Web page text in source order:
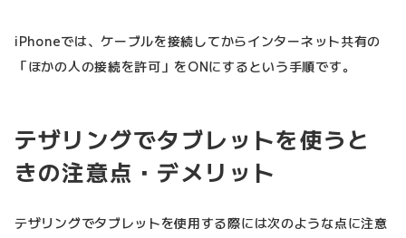
iPhoneでは、ケーブルを接続してからインターネット共有の
「ほかの人の接続を許可」をONにするという手順です。
テザリングでタブレットを使うと
きの注意点・デメリット
テザリングでタブレットを使用する際には次のような点に注意